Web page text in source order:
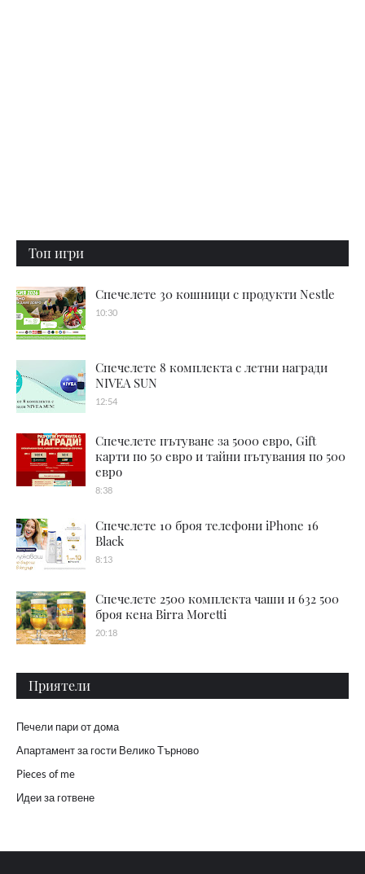
Топ игри
Спечелете 30 кошници с продукти Nestle
10:30
Спечелете 8 комплекта с летни награди
NIVEA SUN
12:54
Спечелете пътуване за 5000 евро, Gift
карти по 50 евро и тайни пътувания по 500
евро
8:38
Спечелете 10 броя телефони iPhone 16
Black
8:13
Спечелете 2500 комплекта чаши и 632 500
броя кена Birra Moretti
20:18
Приятели
Печели пари от дома
Апартамент за гости Велико Търново
Pieces of me
Идеи за готвене